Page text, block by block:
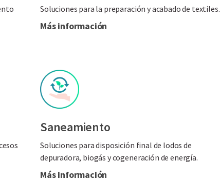
Soluciones para la preparación y acabado de textiles.
Más información
Saneamiento
Soluciones para disposición final de lodos de
depuradora, biogás y cogeneración de energía.
Más información